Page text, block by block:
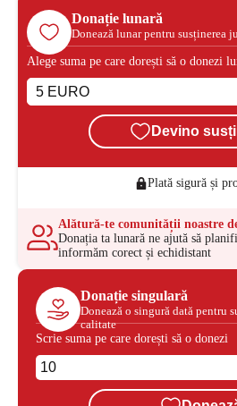
Donație lunară
Donează lunar pentru susținerea
Alege suma pe care dorești să o donezi
Devino
Plată sigură și
Alătură-te comunității noastre
Donația ta lunară ne ajută să
informăm corect și echidistant
Donație singulară
Donează o singură dată pentru
calitate
Scrie suma pe care dorești să o donezi